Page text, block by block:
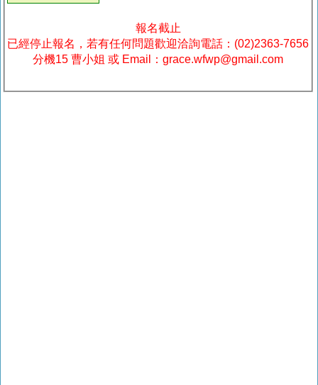
報名截止
已經停止報名，若有任何問題歡迎洽詢電話：(02)2363-7656
分機15 曹小姐 或 Email：grace.wfwp@gmail.com